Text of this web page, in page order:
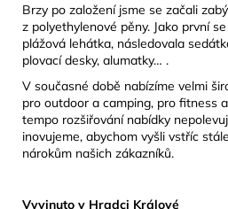
Brzy po založení jsme se začali
z polyethylenové pěny. Jako první
plážová lehátka, následovala
plovací desky, alumatky… .
V současné době nabízíme velmi
pro outdoor a camping, pro fitness
tempo rozšiřování nabídky
inovujeme, abychom vyšli vstříc
nárokům našich zákazníků.
Vyvinuto v Hradci Králové